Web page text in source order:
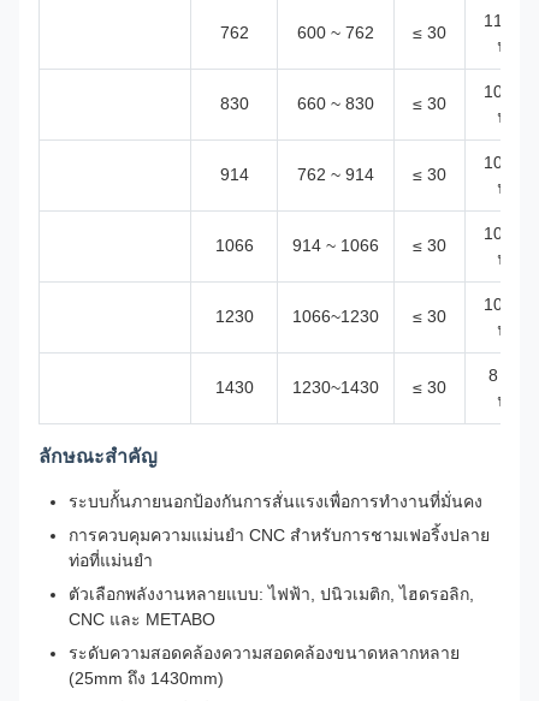
762 600 ~ 762 ≤ 30
11 รอ
นาที
830 660 ~ 830 ≤ 30
10 รอ
นาที
914 762 ~ 914 ≤ 30
10 รอ
นาที
1066 914 ~ 1066 ≤ 30
10 รอ
นาที
1230 1066~1230 ≤ 30
10 รอ
นาที
1430 1230~1430 ≤ 30
8 รอบ/
นาที
ลักษณะสําคัญ
ระบบกั้นภายนอกป้องกันการสั่นแรงเพื่อการทํางานที่มั่นคง
การควบคุมความแม่นยํา CNC สําหรับการชามเฟอริ้งปลาย
ท่อที่แม่นยํา
ตัวเลือกพลังงานหลายแบบ: ไฟฟ้า, ปนิวเมติก, ไฮดรอลิก,
CNC และ METABO
ระดับความสอดคล้องความสอดคล้องขนาดหลากหลาย
(25mm ถึง 1430mm)